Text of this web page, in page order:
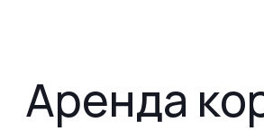
Аренда